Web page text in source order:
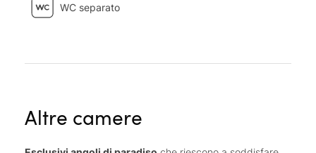
WC separato
Altre camere